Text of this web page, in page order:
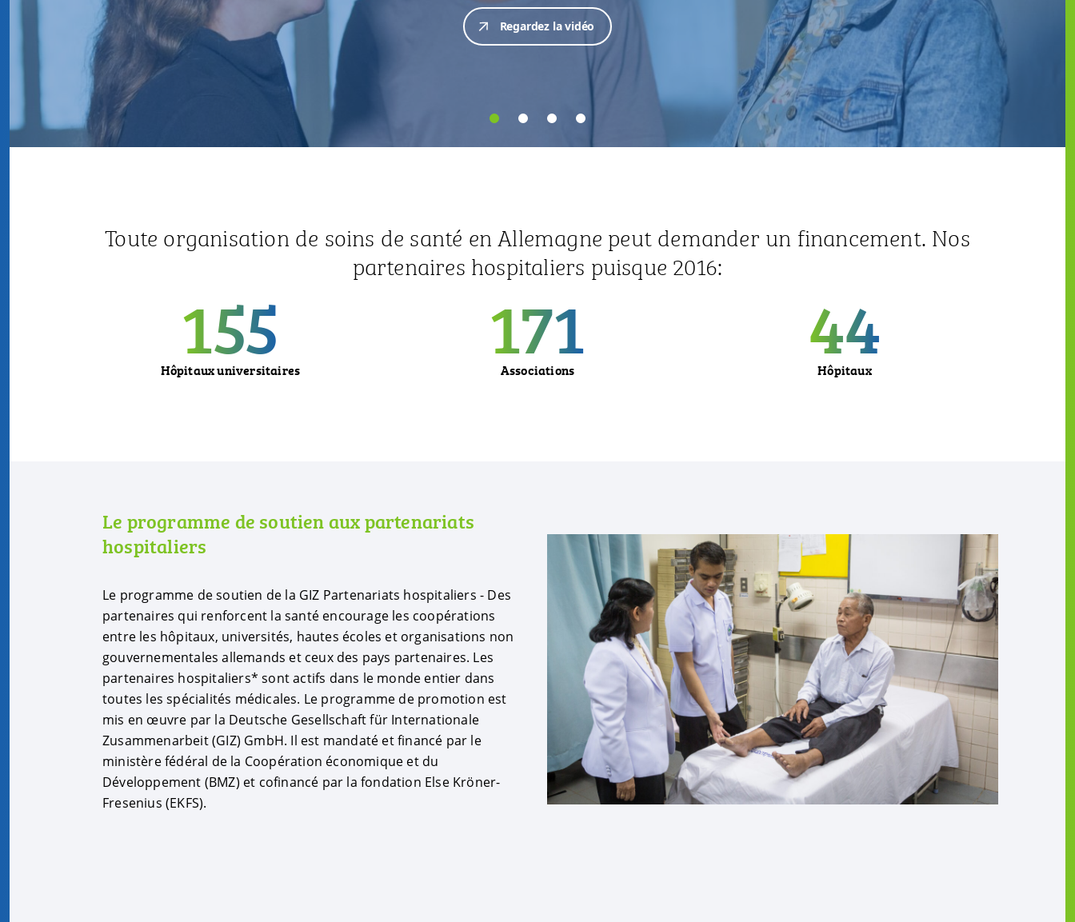
Toute organisation de soins de santé en Allemagne peut demander un financement. Nos
partenaires hospitaliers puisque 2016:
155
Hôpitaux universitaires 171
Associations 44
Hôpitaux
Le programme de soutien aux partenariats
hospitaliers
Le programme de soutien de la GIZ Partenariats hospitaliers - Des
partenaires qui renforcent la santé encourage les coopérations
entre les hôpitaux, universités, hautes écoles et organisations non
gouvernementales allemands et ceux des pays partenaires. Les
partenaires hospitaliers* sont actifs dans le monde entier dans
toutes les spécialités médicales. Le programme de promotion est
mis en œuvre par la Deutsche Gesellschaft für Internationale
Zusammenarbeit (GIZ) GmbH. Il est mandaté et financé par le
ministère fédéral de la Coopération économique et du
Développement (BMZ) et cofinancé par la fondation Else Kröner-
Fresenius (EKFS).